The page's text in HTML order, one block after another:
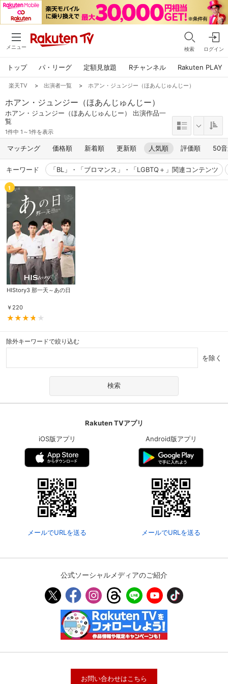
メニュー 検索 ログイン
トップ パ・リーグ 定額見放題 Rチャンネル Rakuten PLAY
楽天TV > 出演者一覧 > ホアン・ジュンジー（ほあんじゅんじー）
ホアン・ジュンジー（ほあんじゅんじー）
ホアン・ジュンジー（ほあんじゅんじー） 出演作品一
覧
1件中 1～1件を表示
マッチング 価格順 新着順 更新順 人気順 評価順 50
キーワード 「BL」・「ブロマンス」・「LGBTQ＋」関連コンテンツ
1
HIStory3 那一天～あの日
￥ 220
除外キーワードで絞り込む
を除く
Rakuten TVアプリ
iOS版アプリ
メールでURLを送る
Android版アプリ
メールでURLを送る
公式ソーシャルメディアのご紹介
お問い合わせはこちら